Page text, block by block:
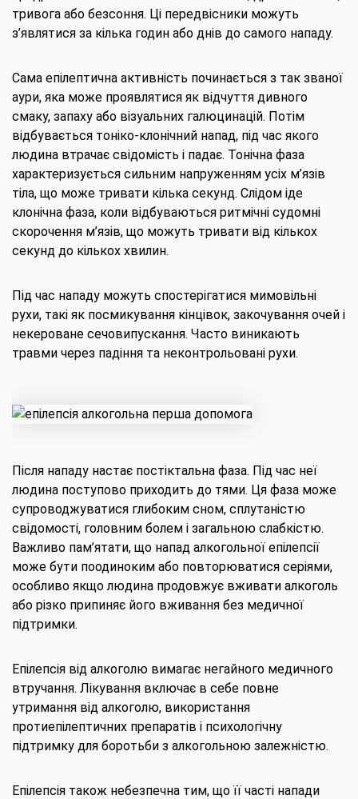
тривога або безсоння. Ці передвісники можуть
з’являтися за кілька годин або днів до самого нападу.
Сама епілептична активність починається з так званої
аури, яка може проявлятися як відчуття дивного
смаку, запаху або візуальних галюцинацій. Потім
відбувається тоніко-клонічний напад, під час якого
людина втрачає свідомість і падає. Тонічна фаза
характеризується сильним напруженням усіх м’язів
тіла, що може тривати кілька секунд. Слідом іде
клонічна фаза, коли відбуваються ритмічні судомні
скорочення м’язів, що можуть тривати від кількох
секунд до кількох хвилин.
Під час нападу можуть спостерігатися мимовільні
рухи, такі як посмикування кінцівок, закочування очей і
некероване сечовипускання. Часто виникають
травми через падіння та неконтрольовані рухи.
Після нападу настає постіктальна фаза. Під час неї
людина поступово приходить до тями. Ця фаза може
супроводжуватися глибоким сном, сплутаністю
свідомості, головним болем і загальною слабкістю.
Важливо пам’ятати, що напад алкогольної епілепсії
може бути поодиноким або повторюватися серіями,
особливо якщо людина продовжує вживати алкоголь
або різко припиняє його вживання без медичної
підтримки.
Епілепсія від алкоголю вимагає негайного медичного
втручання. Лікування включає в себе повне
утримання від алкоголю, використання
протиепілептичних препаратів і психологічну
підтримку для боротьби з алкогольною залежністю.
Епілепсія також небезпечна тим, що її часті напади